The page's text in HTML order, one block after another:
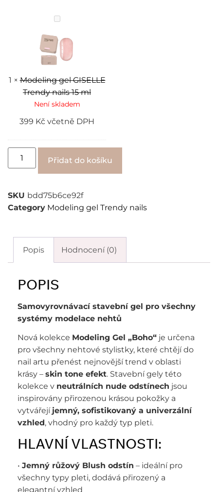
Modeling
gel
Trendy
nails
15
ml
1 ×Modeling gel GISELLE
Trendy nails 15 ml
Není skladem
399 Kč včetně DPH
Přidat do košíku
SKU bdd75b6ce92f
Category Modeling gel Trendy nails
Popis Hodnocení (0)
POPIS
Samovyrovnávací stavební gel pro všechny
systémy modelace nehtů
Nová kolekce Modeling Gel „Boho“ je určena
pro všechny nehtové stylistky, které chtějí do
nail artu přenést nejnovější trend v oblasti
krásy – skin tone efekt. Stavební gely této
kolekce v neutrálních nude odstínech jsou
inspirovány přirozenou krásou pokožky a
vytvářejí jemný, sofistikovaný a univerzální
vzhled, vhodný pro každý typ pleti.
HLAVNÍ VLASTNOSTI:
• Jemný růžový Blush odstín – ideální pro
všechny typy pleti, dodává přirozený a
elegantní vzhled